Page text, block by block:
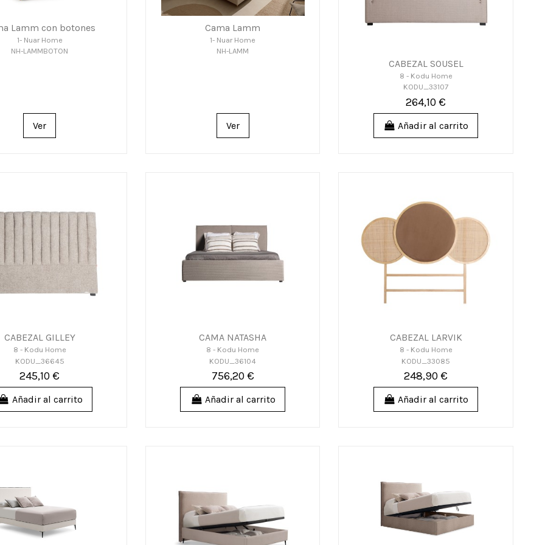
Lamm con botones
1- Nuar Home
NH-LAMMBOTON
Ver
Cama Lamm
1- Nuar Home
NH-LAMM
Ver
CABEZAL SOUSEL
8 - Kodu Home
KODU_33107
264,10 €
Añadir al carrito
CABEZAL GILLEY
8 - Kodu Home
KODU_36645
245,10 €
Añadir al carrito
CAMA NATASHA
8 - Kodu Home
KODU_36104
756,20 €
Añadir al carrito
CABEZAL LARVIK
8 - Kodu Home
KODU_33085
248,90 €
Añadir al carrito